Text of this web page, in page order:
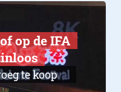
op de IFA
te koop